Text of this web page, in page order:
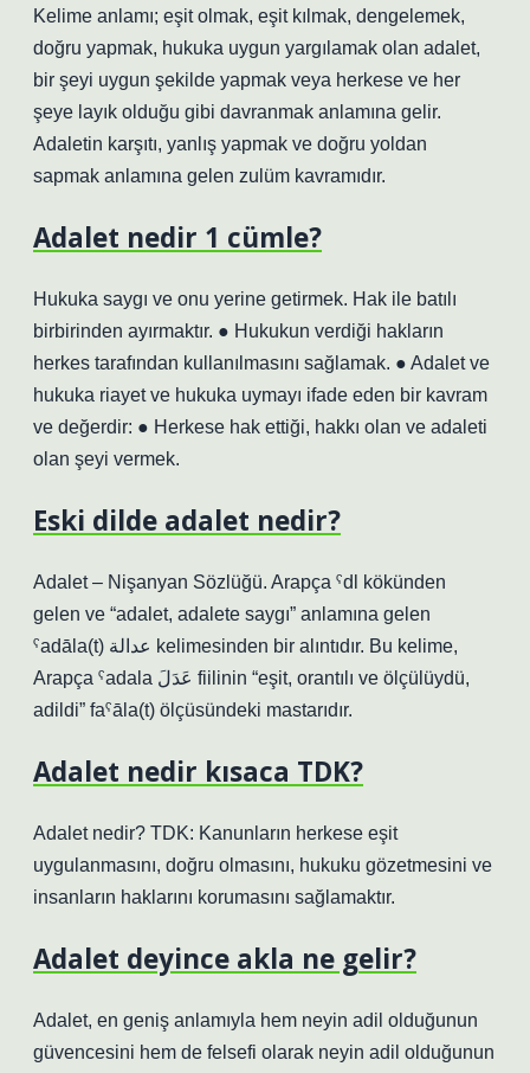
Kelime anlamı; eşit olmak, eşit kılmak, dengelemek,
doğru yapmak, hukuka uygun yargılamak olan adalet,
bir şeyi uygun şekilde yapmak veya herkese ve her
şeye layık olduğu gibi davranmak anlamına gelir.
Adaletin karşıtı, yanlış yapmak ve doğru yoldan
sapmak anlamına gelen zulüm kavramıdır.
Adalet nedir 1 cümle?
Hukuka saygı ve onu yerine getirmek. Hak ile batılı
birbirinden ayırmaktır. ● Hukukun verdiği hakların
herkes tarafından kullanılmasını sağlamak. ● Adalet ve
hukuka riayet ve hukuka uymayı ifade eden bir kavram
ve değerdir: ● Herkese hak ettiği, hakkı olan ve adaleti
olan şeyi vermek.
Eski dilde adalet nedir?
Adalet – Nişanyan Sözlüğü. Arapça ˁdl kökünden
gelen ve “adalet, adalete saygı” anlamına gelen
ˁadāla(t) عدالة kelimesinden bir alıntıdır. Bu kelime,
Arapça ˁadala عَدَلَ fiilinin “eşit, orantılı ve ölçülüydü,
adildi” faˁāla(t) ölçüsündeki mastarıdır.
Adalet nedir kısaca TDK?
Adalet nedir? TDK: Kanunların herkese eşit
uygulanmasını, doğru olmasını, hukuku gözetmesini ve
insanların haklarını korumasını sağlamaktır.
Adalet deyince akla ne gelir?
Adalet, en geniş anlamıyla hem neyin adil olduğunun
güvencesini hem de felsefi olarak neyin adil olduğunun